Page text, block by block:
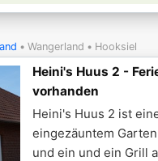
Wangerland Hooksiel
Heini's Huus 2 -
vorhanden
Heini's Huus 2 ist
eingezäuntem
und ein und ein Grill